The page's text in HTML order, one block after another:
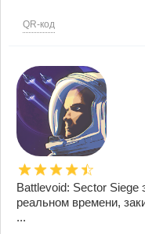
QR-код
Battlevoid: Sector Siege
реальном времени,
...